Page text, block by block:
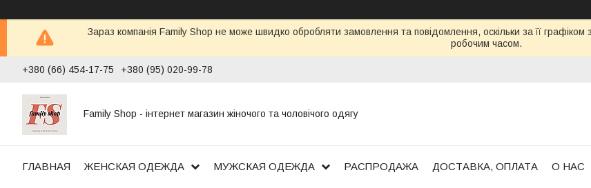
Зараз компанія Family Shop не може швидко обробляти замовлення та повідомлення, оскільки за її
робочим часом.
+380 (66) 454-17-75 +380 (95) 020-99-78
Family Shop - інтернет магазин жіночого та чоловічого одягу
ГЛАВНАЯ ЖЕНСКАЯ ОДЕЖДА МУЖСКАЯ ОДЕЖДА РАСПРОДАЖА ДОСТАВКА, ОПЛАТА О НАС